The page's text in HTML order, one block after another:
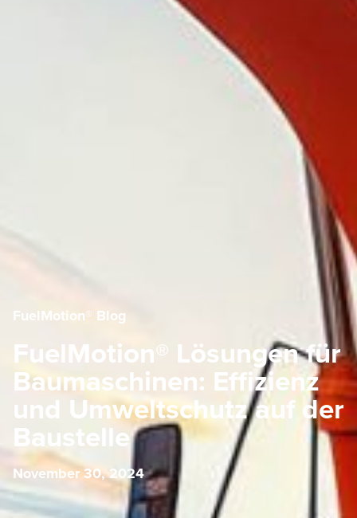
FuelMotion® Blog
FuelMotion® Lösungen für
Baumaschinen: Effizienz
und Umweltschutz auf der
Baustelle
November 30, 2024